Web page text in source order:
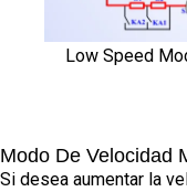
Low Speed
Modo De Velocidad
Si desea aumentar la